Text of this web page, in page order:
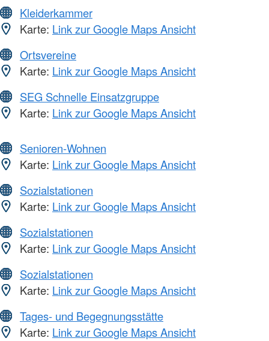
Kleiderkammer
Karte: Link zur Google Maps Ansicht
Ortsvereine
Karte: Link zur Google Maps Ansicht
SEG Schnelle Einsatzgruppe
Karte: Link zur Google Maps Ansicht
Senioren-Wohnen
Karte: Link zur Google Maps Ansicht
Sozialstationen
Karte: Link zur Google Maps Ansicht
Sozialstationen
Karte: Link zur Google Maps Ansicht
Sozialstationen
Karte: Link zur Google Maps Ansicht
Tages- und Begegnungsstätte
Karte: Link zur Google Maps Ansicht